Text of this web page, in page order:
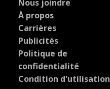
Nous joindre
À propos
Carrières
Publicités
Politique de
confidentialité
Condition d'utilisation